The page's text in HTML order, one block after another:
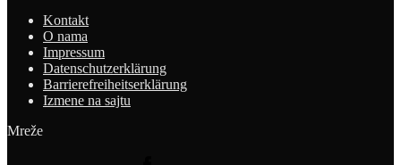
Kontakt
O nama
Impressum
Datenschutzerklärung
Barrierefreiheitserklärung
Izmene na sajtu
Mreže